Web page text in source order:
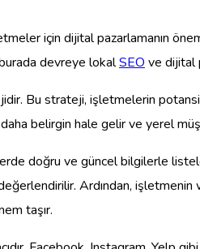
için dijital pazarlamanın
devreye lokalSEO ve dijital
Bu strateji, işletmelerin
belirgin hale gelir ve yerel
doğru ve güncel bilgilerle
Ardından,
taşır.